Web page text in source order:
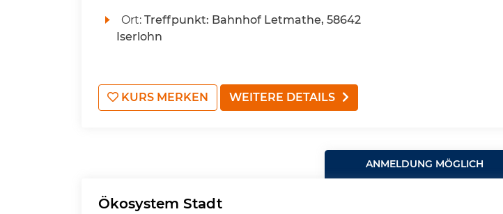
Ort: Treffpunkt: Bahnhof Letmathe, 58642
Iserlohn
KURS MERKEN WEITERE DETAILS
ANMELDUNG MÖGLICH
Ökosystem Stadt